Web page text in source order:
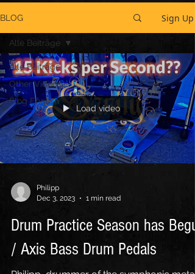
BLOG Sign Up
Alle Beiträge
Other Videos
Blog English
Alle Beiträge
Load video
Philipp
Dec 3, 2023
1 min read
Drum Practice Season has
/ Axis Bass Drum Pedals